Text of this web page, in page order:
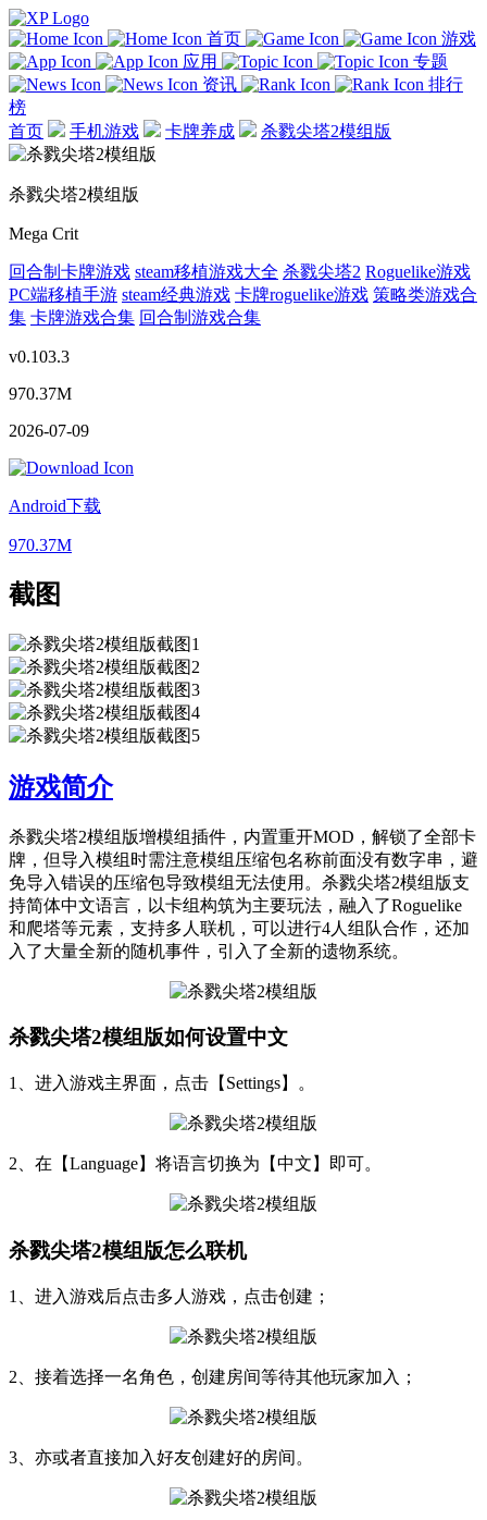
首页
游戏
应用
专题
资讯
排行
榜
首页
手机游戏 卡牌养成 杀戮尖塔2模组版
杀戮尖塔2模组版
Mega Crit
回合制卡牌游戏 steam移植游戏大全 杀戮尖塔2 Roguelike游戏
PC端移植手游 steam经典游戏 卡牌roguelike游戏 策略类游戏合
集 卡牌游戏合集 回合制游戏合集
v0.103.3
970.37M
2026-07-09
Android下载
970.37M
截图
游戏简介
杀戮尖塔2模组版增模组插件，内置重开MOD，解锁了全部卡
牌，但导入模组时需注意模组压缩包名称前面没有数字串，避
免导入错误的压缩包导致模组无法使用。杀戮尖塔2模组版支
持简体中文语言，以卡组构筑为主要玩法，融入了Roguelike
和爬塔等元素，支持多人联机，可以进行4人组队合作，还加
入了大量全新的随机事件，引入了全新的遗物系统。
杀戮尖塔2模组版如何设置中文
1、进入游戏主界面，点击【Settings】。
2、在【Language】将语言切换为【中文】即可。
杀戮尖塔2模组版怎么联机
1、进入游戏后点击多人游戏，点击创建；
2、接着选择一名角色，创建房间等待其他玩家加入；
3、亦或者直接加入好友创建好的房间。